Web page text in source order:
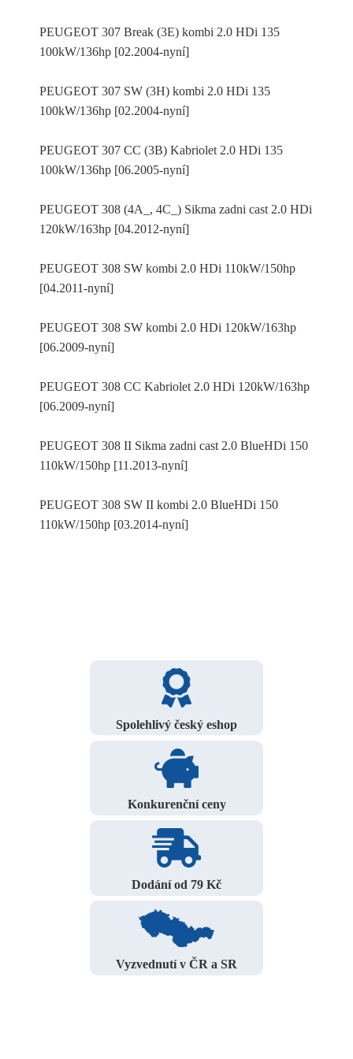
PEUGEOT 307 Break (3E) kombi 2.0 HDi 135
100kW/136hp [02.2004-nyní]
PEUGEOT 307 SW (3H) kombi 2.0 HDi 135
100kW/136hp [02.2004-nyní]
PEUGEOT 307 CC (3B) Kabriolet 2.0 HDi 135
100kW/136hp [06.2005-nyní]
PEUGEOT 308 (4A_, 4C_) Sikma zadni cast 2.0 HDi
120kW/163hp [04.2012-nyní]
PEUGEOT 308 SW kombi 2.0 HDi 110kW/150hp
[04.2011-nyní]
PEUGEOT 308 SW kombi 2.0 HDi 120kW/163hp
[06.2009-nyní]
PEUGEOT 308 CC Kabriolet 2.0 HDi 120kW/163hp
[06.2009-nyní]
PEUGEOT 308 II Sikma zadni cast 2.0 BlueHDi 150
110kW/150hp [11.2013-nyní]
PEUGEOT 308 SW II kombi 2.0 BlueHDi 150
110kW/150hp [03.2014-nyní]
Spolehlivý český eshop
Konkurenční ceny
Dodání od 79 Kč
Vyzvednutí v ČR a SR